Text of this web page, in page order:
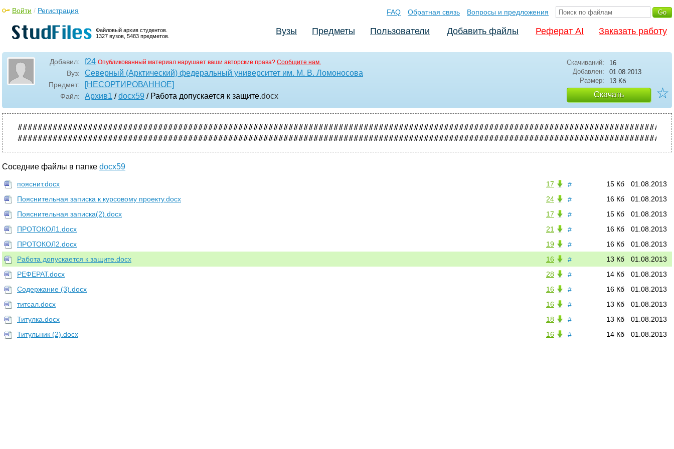
Файловый архив студентов.
1327 вузов, 5483 предметов.
Войти / Регистрация FAQ Обратная связь Вопросы и предложения
Вузы Предметы Пользователи Добавить файлы Реферат AI Заказать работу
Добавил: f24 Опубликованный материал нарушает ваши авторские права? Сообщите нам.
Вуз: Северный (Арктический) федеральный университет им. М. В. Ломоносова
Предмет: [НЕСОРТИРОВАННОЕ]
Файл: Архив1 /docx59 / Работа допускается к защите.docx
Скачиваний:
16
Добавлен:
01.08.2013
Размер:
13 Кб
Скачать ☆
Соседние файлы в папке docx59
# 01.08.2013
15 Кб
17
пояснит.docx
#
01.08.2013
16 Кб
24
Пояснительная записка к курсовому проекту.docx
#
01.08.2013
15 Кб
17
Пояснительная записка(2).docx
#
01.08.2013
16 Кб
21
ПРОТОКОЛ1.docx
#
01.08.2013
16 Кб
19
ПРОТОКОЛ2.docx
#
01.08.2013
13 Кб
16
Работа допускается к защите.docx
#
01.08.2013
14 Кб
28
РЕФЕРАТ.docx
#
01.08.2013
16 Кб
16
Содержание (3).docx
#
01.08.2013
13 Кб
16
титсал.docx
#
01.08.2013
13 Кб
18
Титулка.docx
#
01.08.2013
14 Кб
16
Титульник (2).docx